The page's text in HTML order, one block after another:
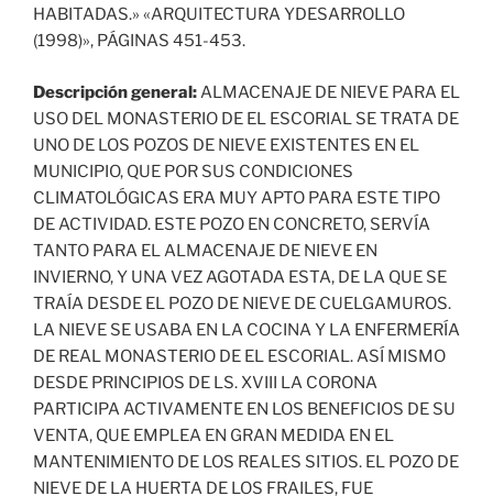
HABITADAS.» «ARQUITECTURA YDESARROLLO
(1998)», PÁGINAS 451-453.
Descripción general:ALMACENAJE DE NIEVE PARA EL
USO DEL MONASTERIO DE EL ESCORIAL SE TRATA DE
UNO DE LOS POZOS DE NIEVE EXISTENTES EN EL
MUNICIPIO, QUE POR SUS CONDICIONES
CLIMATOLÓGICAS ERA MUY APTO PARA ESTE TIPO
DE ACTIVIDAD. ESTE POZO EN CONCRETO, SERVÍA
TANTO PARA EL ALMACENAJE DE NIEVE EN
INVIERNO, Y UNA VEZ AGOTADA ESTA, DE LA QUE SE
TRAÍA DESDE EL POZO DE NIEVE DE CUELGAMUROS.
LA NIEVE SE USABA EN LA COCINA Y LA ENFERMERÍA
DE REAL MONASTERIO DE EL ESCORIAL. ASÍ MISMO
DESDE PRINCIPIOS DE LS. XVIII LA CORONA
PARTICIPA ACTIVAMENTE EN LOS BENEFICIOS DE SU
VENTA, QUE EMPLEA EN GRAN MEDIDA EN EL
MANTENIMIENTO DE LOS REALES SITIOS. EL POZO DE
NIEVE DE LA HUERTA DE LOS FRAILES, FUE